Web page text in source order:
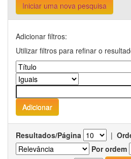
Iniciar uma nova pesquisa
Adicionar filtros:
Utilizar filtros para refinar o
Resultados/Página |
Por ordem